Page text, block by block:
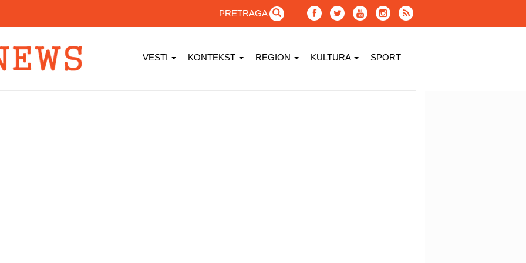
PRETRAGA
VESTI KONTEKST REGION KULTURA SPORT